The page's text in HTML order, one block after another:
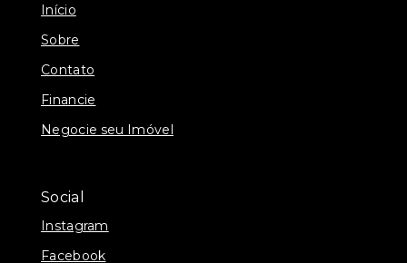
Início
Sobre
Contato
Financie
Negocie seu Imóvel
Social
Instagram
Facebook